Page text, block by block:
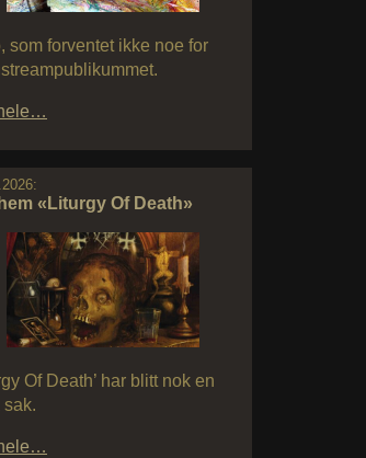
som forventet ikke noe for
«Liturgy Of Death»
Of Death’ har blitt nok en
sak.